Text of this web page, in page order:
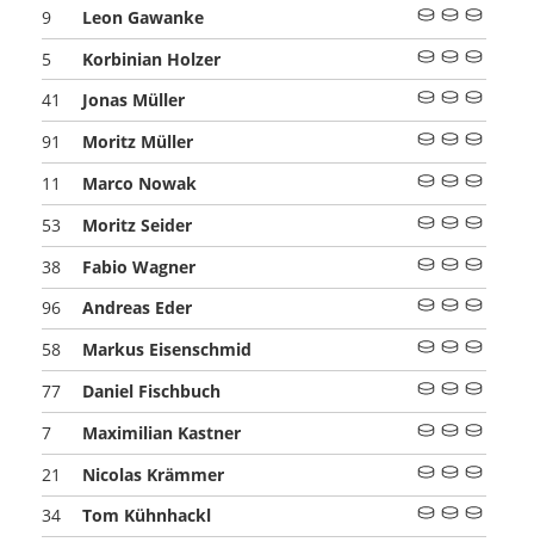
9 Leon Gawanke
5 Korbinian Holzer
41 Jonas Müller
91 Moritz Müller
11 Marco Nowak
53 Moritz Seider
38 Fabio Wagner
96 Andreas Eder
58 Markus Eisenschmid
77 Daniel Fischbuch
7 Maximilian Kastner
21 Nicolas Krämmer
34 Tom Kühnhackl